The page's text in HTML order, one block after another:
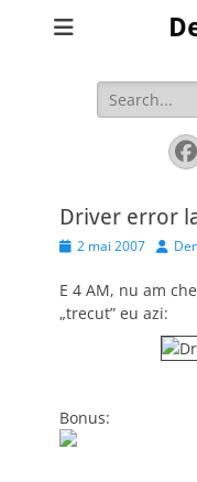
Search
for:
Driver error
Posted
2 mai 2007 Author
E 4 AM, nu am
„trecut” eu azi:
Bonus: